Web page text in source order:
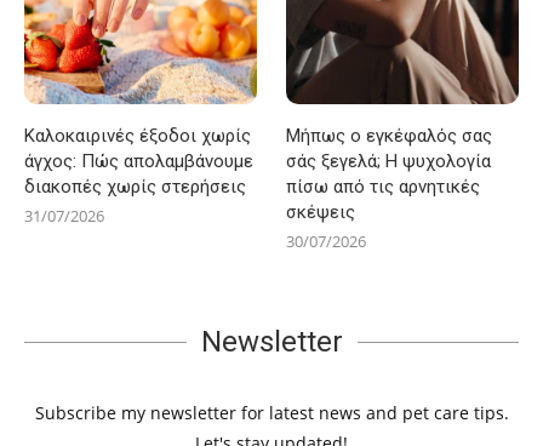
Καλοκαιρινές έξοδοι χωρίς
άγχος: Πώς απολαμβάνουμε
διακοπές χωρίς στερήσεις
31/07/2026
Μήπως ο εγκέφαλός σας
σάς ξεγελά; Η ψυχολογία
πίσω από τις αρνητικές
σκέψεις
30/07/2026
Newsletter
Subscribe my newsletter for latest news and pet care tips.